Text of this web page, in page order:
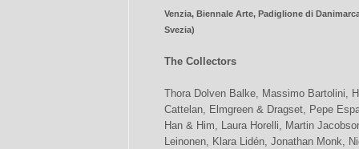
Venzia, Biennale Arte, Padiglione di
Svezia)
The Collectors
Thora Dolven Balke, Massimo Bartolini,
Cattelan, Elmgreen & Dragset, Pepe
Han & Him, Laura Horelli, Martin
Leinonen, Klara Lidén, Jonathan Monk,